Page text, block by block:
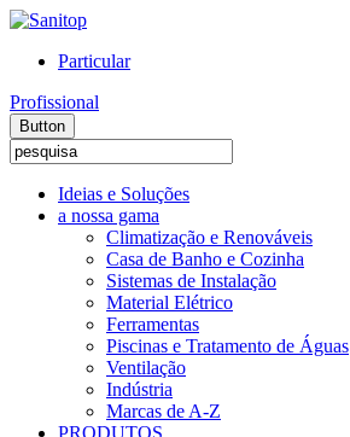
Particular
Profissional
Button
Ideias e Soluções
a nossa gama
Climatização e Renováveis
Casa de Banho e Cozinha
Sistemas de Instalação
Material Elétrico
Ferramentas
Piscinas e Tratamento de Águas
Ventilação
Indústria
Marcas de A-Z
PRODUTOS